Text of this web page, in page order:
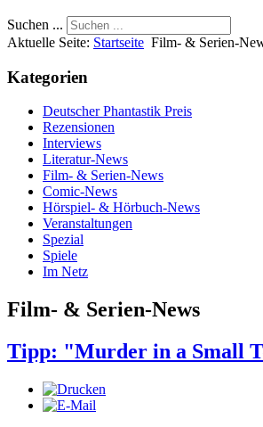
Suchen ...
Aktuelle Seite: Startseite Film- & Serien-
Kategorien
Deutscher Phantastik Preis
Rezensionen
Interviews
Literatur-News
Film- & Serien-News
Comic-News
Hörspiel- & Hörbuch-News
Veranstaltungen
Spezial
Spiele
Im Netz
Film- & Serien-News
Tipp: "Murder in a Small